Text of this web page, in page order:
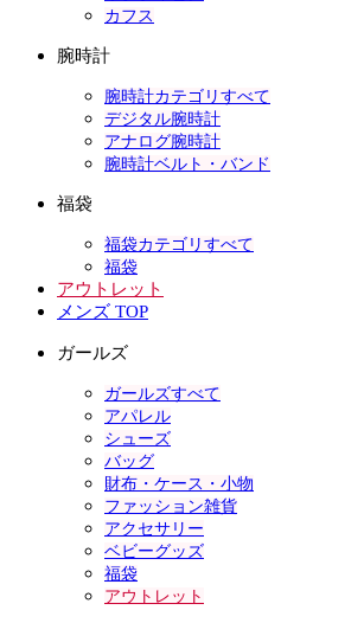
カフス
腕時計
腕時計カテゴリすべて
デジタル腕時計
アナログ腕時計
腕時計ベルト・バンド
福袋
福袋カテゴリすべて
福袋
アウトレット
メンズ TOP
ガールズ
ガールズすべて
アパレル
シューズ
バッグ
財布・ケース・小物
ファッション雑貨
アクセサリー
ベビーグッズ
福袋
アウトレット